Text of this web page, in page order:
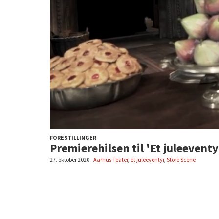
FORESTILLINGER
Premierehilsen til 'Et
27. oktober 2020 Aarhus Teater, et juleeventyr, Store Scene